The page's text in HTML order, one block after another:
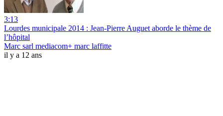
3:13
Lourdes municipale 2014 : Jean-Pierre Auguet aborde le thème de
l’hôpital
Marc sarl mediacom+ marc laffitte
il y a 12 ans